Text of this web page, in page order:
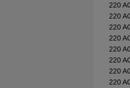
220
220
220
220
220
220
220
220